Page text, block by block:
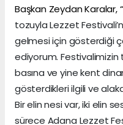
Başkan Zeydan Karalar, “
tozuyla Lezzet
gelmesi için gösterdiği
ediyorum. Festivalimizin
basına ve yine kent
gösterdikleri ilgili ve
Bir elin nesi var, iki elin
sürece Adana Lezzet